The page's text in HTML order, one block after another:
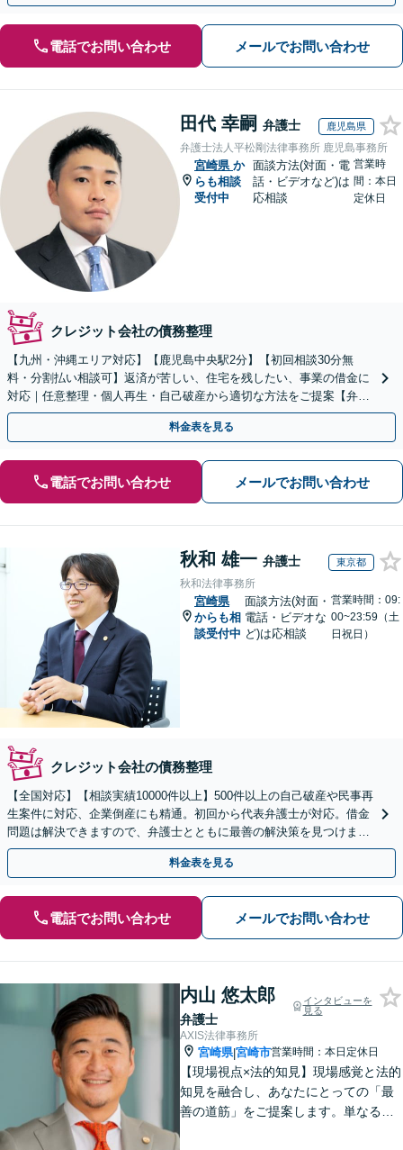
電話でお問い合わせ メールでお問い合わせ
田代 幸嗣 弁護士 鹿児島県
弁護士法人平松剛法律事務所 鹿児島事務所
宮崎県 か
らも相談
受付中
面談方法(対面・電
話・ビデオなど)は
応相談
営業時
間：本日
定休日
クレジット会社の債務整理
【九州・沖縄エリア対応】【鹿児島中央駅2分】【初回相談30分無
料・分割払い相談可】返済が苦しい、住宅を残したい、事業の借金に
対応｜任意整理・個人再生・自己破産から適切な方法をご提案【弁護
士歴10年以上】
料金表を見る
電話でお問い合わせ メールでお問い合わせ
秋和 雄一 弁護士 東京都
秋和法律事務所
宮崎県
からも相
談受付中
面談方法(対面・
電話・ビデオな
ど)は応相談
営業時間：09:
00~23:59（土
日祝日）
クレジット会社の債務整理
【全国対応】【相談実績10000件以上】500件以上の自己破産や民事再
生案件に対応、企業倒産にも精通。初回から代表弁護士が対応。借金
問題は解決できますので、弁護士とともに最善の解決策を見つけまし
ょう【初回相談無料】【法テラス利用可】
料金表を見る
電話でお問い合わせ メールでお問い合わせ
内山 悠太郎
弁護士
インタビューを
見る
AXIS法律事務所
宮崎県|宮崎市営業時間：本日定休日
【現場視点×法的知見】現場感覚と法的
知見を融合し、あなたにとっての「最
善の道筋」をご提案します。単なるリ